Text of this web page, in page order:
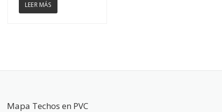
LEER MÁS
Mapa Techos en PVC